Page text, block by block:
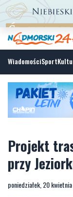
WiadomościSport
Projekt
przy
poniedziałek, 20